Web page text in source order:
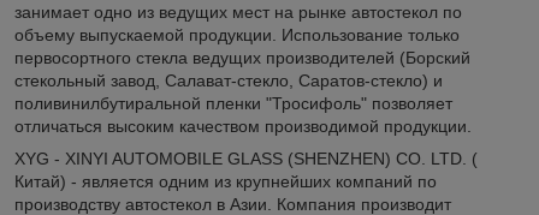
занимает одно из ведущих мест на рынке автостекол по
объему выпускаемой продукции. Использование только
первосортного стекла ведущих производителей (Борский
стекольный завод, Салават-стекло, Саратов-стекло) и
поливинилбутиральной пленки "Тросифоль" позволяет
отличаться высоким качеством производимой продукции.
XYG - XINYI AUTOMOBILE GLASS (SHENZHEN) CO. LTD. (
Китай) - является одним из крупнейших компаний по
производству автостекол в Азии. Компания производит